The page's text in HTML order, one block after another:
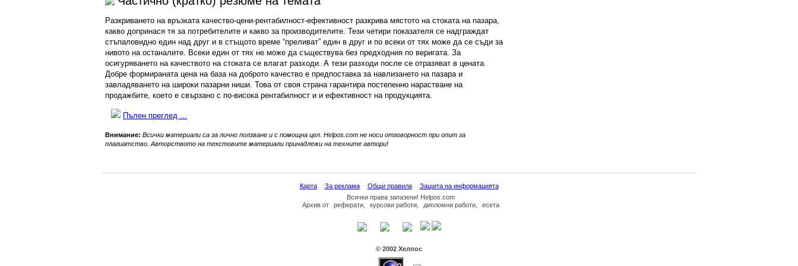
Разкриването на връзката качество-цени-рентабилност-ефективност разкрива мястото на стоката на пазара,
какво допринася тя за потребителите и какво за производителите. Тези четири показателя се надграждат
стъпаловидно един над друг и в стъщото време “преливат” един в друг и по всеки от тях може да се съди за
нивото на останалите. Всеки един от тях не може да съществува без предходния по веригата. За
осигуряването на качеството на стоката се влагат разходи. А тези разходи после се отразяват в цената.
Добре формираната цена на база на доброто качество e предпоставка за навлизането на пазара и
завладяването на широки пазарни ниши. Това от своя страна гарантира постепенно нарастване на
продажбите, което е свързано с по-висока рентабилност и и ефективност на продукцията.
Пълен преглед ...
Внимание: Всички материали са за лично ползване и с помощна цел. Helpos.com не носи отговорност при опит за
плагиатство. Авторството на текстовите материали принадлежи на техните автори!
Карта За реклама Общи правила
Защита на информацията
Всички права запазени! Helpos.com
Архивот реферати, курсови работи, дипломни работи, есета
© 2002 Хелпос